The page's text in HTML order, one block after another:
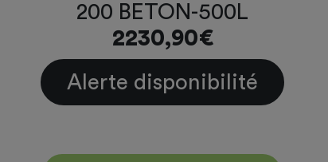
200 BETON-500L
2230,90€
Alerte disponibilité